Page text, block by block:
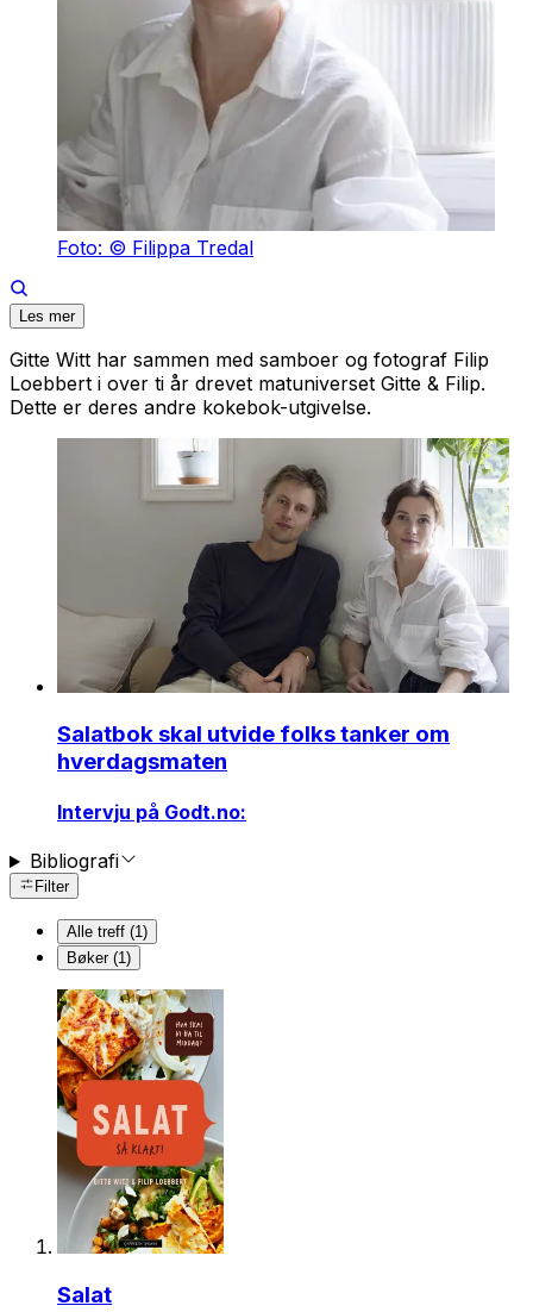
Foto: © Filippa Tredal
Les mer
Gitte Witt har sammen med samboer og fotograf Filip
Loebbert i over ti år drevet matuniverset Gitte & Filip.
Dette er deres andre kokebok-utgivelse.
Salatbok skal utvide folks tanker om
hverdagsmaten
Intervju på Godt.no:
Bibliografi
Filter
Alle treff (1)
Bøker (1)
Salat